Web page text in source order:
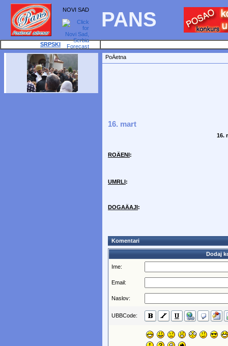
NOVI SAD PANS
SRPSKI
PoÄetna
16. mart
16.
ROÄENI:
UMRLI:
DOGAÄAJI:
Komentari
Dodaj
Ime:
Email:
Naslov:
UBBCode: